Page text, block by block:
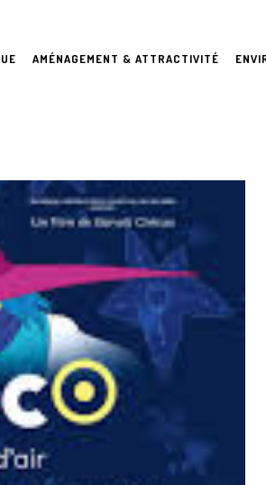
AMÉNAGEMENT & ATTRACTIVITÉ